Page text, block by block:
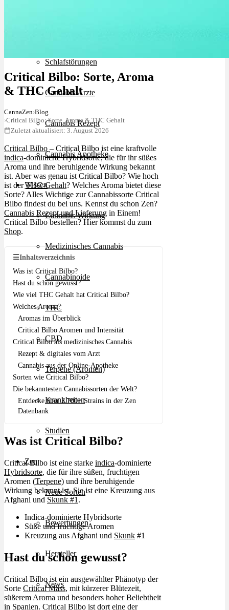
Schlafstörungen
Cannabis Ärzte
Cannabis Rezept
Cannabis Apotheke
Wissen
Cannabis Wirkung
Medizinisches Cannabis
Cannabinoide
THC
CBD
Terpene (Aromen)
Krankheiten
Studien
Zen
Neue Sorten
Bewertungen
Hersteller
News
Critical Bilbo: Sorte, Aroma
& THC Gehalt
CannaZen›Blog
›Critical Bilbo: Sorte, Aroma & THC Gehalt
Zuletzt aktualisiert: 3. August 2026
Critical Bilbo – Critical Bilbo ist eine kraftvolle
indica-dominierte Hybridsorte, die für ihr süßes
Aroma und ihre beruhigende Wirkung bekannt
ist. Aber was genau ist Critical Bilbo? Wie hoch
ist derTHC-Gehalt? Welches Aroma bietet diese
Sorte? Alles Wichtige zur Cannabissorte Critical
Bilbo findest du bei uns. Kennst du schon Zen?
Cannabis Rezept und Lieferung in Einem!
Critical Bilbo bestellen? Hier kommst du zum
Shop.
☰Inhaltsverzeichnis
Was ist Critical Bilbo?
Hast du schon gewusst?
Wie viel THC Gehalt hat Critical Bilbo?
Welches Aroma?
Aromas im Überblick
Critical Bilbo Aromen und Intensität
Critical Bilbo als medizinisches Cannabis
Rezept & digitales vom Arzt
Cannabis aus der Online-Apotheke
Sorten wie Critical Bilbo?
Die bekanntesten Cannabissorten der Welt?
Entdecke über 2.700+ Strains in der Zen
Datenbank
Was ist Critical Bilbo?
Critical Bilbo ist eine starke indica-dominierte
Hybridsorte, die für ihre süßen, fruchtigen
Aromen (Terpene) und ihre beruhigende
Wirkung bekannt ist. Sie ist eine Kreuzung aus
Afghani und Skunk #1 .
Indica-dominierte Hybridsorte
Süße und fruchtige Aromen
Kreuzung aus Afghani und Skunk #1
Hast du schon gewusst?
Critical Bilbo ist ein ausgewählter Phänotyp der
Sorte Critical Mass, mit kürzerer Blütezeit,
süßerem Aroma und besonders hoher Beliebtheit
in Spanien. Critical Bilbo ist dort eine der